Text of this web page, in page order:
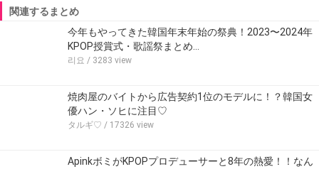
関連するまとめ
今年もやってきた韓国年末年始の祭典！2023〜2024年
KPOP授賞式・歌謡祭まとめ…
리요 / 3283 view
焼肉屋のバイトから広告契約1位のモデルに！？韓国女
優ハン・ソヒに注目♡
タルギ♡ / 17326 view
ApinkボミがKPOPプロデューサーと8年の熱愛！！なん